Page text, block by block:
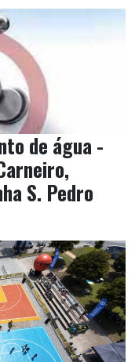
de água -
S. Pedro